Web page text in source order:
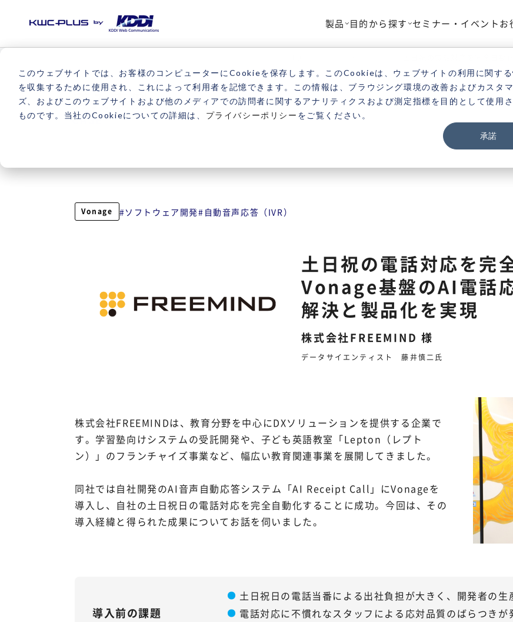
このウェブサイトでは、お客様のコンピューターにCookieを保存します。このCookieは、ウェブサイトの利用に関する
を収集するために使用され、これによって利用者を記憶できます。この情報は、ブラウジング環境の改善およびカスタ
ズ、およびこのウェブサイトおよび他のメディアでの訪問者に関するアナリティクスおよび測定指標を目的として使用
ものです。当社のCookieについての詳細は、 プライバシーポリシー をご覧ください。
承諾
製品 目的から探す セミナー・イベントお
土日祝の電話対応を完全自
導入事例
CASE
Vonage ソフトウェア開発 自動音声応答（IVR）
土日祝の電話対応を完
Vonage基盤のAI電話
解決と製品化を実現
株式会社FREEMIND 様
データサイエンティスト 藤井慎二氏
株式会社FREEMINDは、教育分野を中心にDXソリューションを提供する企業で
す。学習塾向けシステムの受託開発や、子ども英語教室「Lepton（レプト
ン）」のフランチャイズ事業など、幅広い教育関連事業を展開してきました。
同社では自社開発のAI音声自動応答システム「AI Receipt Call」にVonageを
導入し、自社の土日祝日の電話対応を完全自動化することに成功。今回は、その
導入経緯と得られた成果についてお話を伺いました。
導入前の課題
土日祝日の電話当番による出社負担が大きく、開発者の生
電話対応に不慣れなスタッフによる応対品質のばらつきが